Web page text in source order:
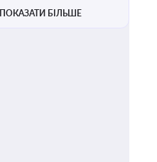
ПОКАЗАТИ БІЛЬШЕ